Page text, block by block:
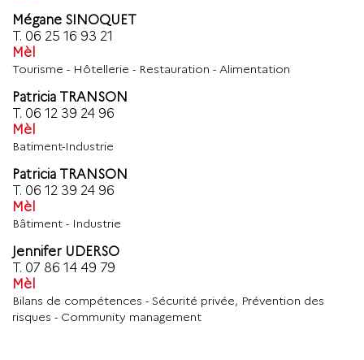
Mégane SINOQUET
T. 06 25 16 93 21
Mèl
Tourisme - Hôtellerie - Restauration - Alimentation
Patricia TRANSON
T. 06 12 39 24 96
Mèl
Batiment-Industrie
Patricia TRANSON
T. 06 12 39 24 96
Mèl
Bâtiment - Industrie
Jennifer UDERSO
T. 07 86 14 49 79
Mèl
Bilans de compétences - Sécurité privée, Prévention des
risques - Community management